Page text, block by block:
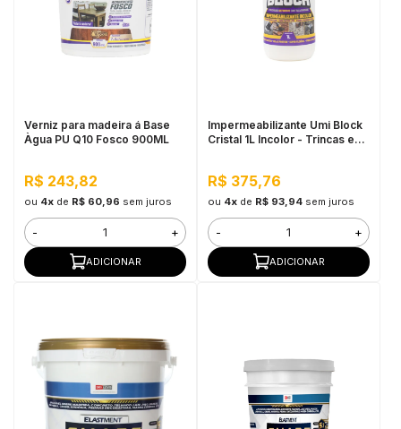
Verniz para madeira á Base
Àgua PU Q10 Fosco 900ML
R$ 243,82
ou 4xde R$ 60,96 sem juros
- +
ADICIONAR
Impermeabilizante Umi Block
Cristal 1L Incolor - Trincas e
R$ 375,76
ou 4xde R$ 93,94 sem juros
- +
ADICIONAR